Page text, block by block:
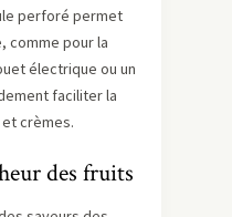
perforé permet
comme pour la
électrique ou un
faciliter la
crèmes.
des fruits